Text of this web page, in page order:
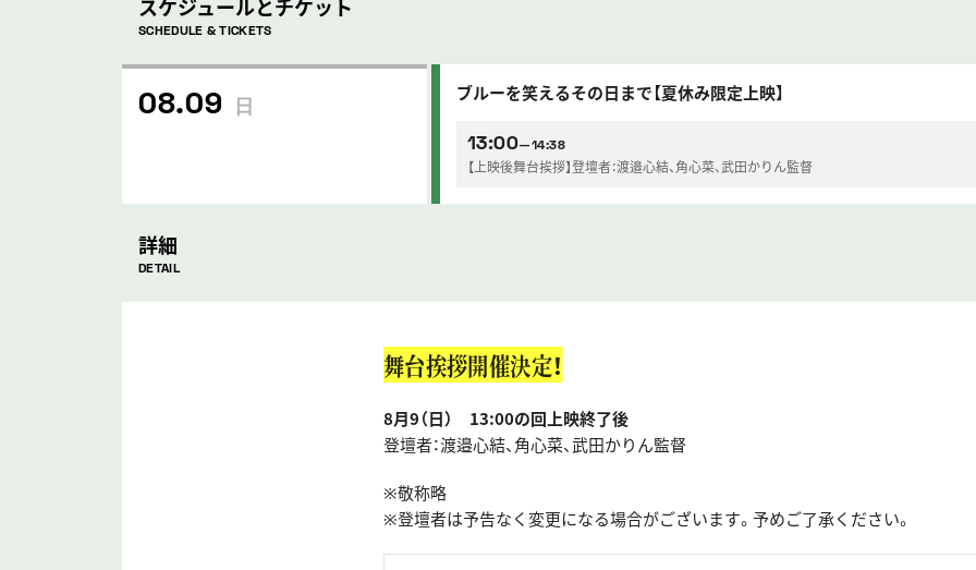
スケジュールとチケット
SCHEDULE & TICKETS
08.09 日
ブルーを笑えるその日まで【夏休み限定上映】
13:00—14:38
【上映後舞台挨拶】登壇者：渡邉心結、角心菜、武田かりん監督
詳細
DETAIL
舞台挨拶開催決定！
8月9（日） 13:00の回上映終了後
登壇者：渡邉心結、角心菜、武田かりん監督
※敬称略
※登壇者は予告なく変更になる場合がございます。予めご了承ください。